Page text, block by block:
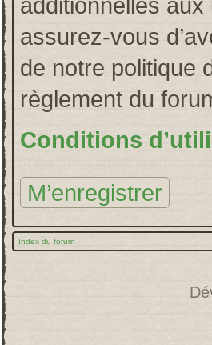
assurez-vous
de notre politique
règlement du
Conditions
M’enregistrer
Index du forum